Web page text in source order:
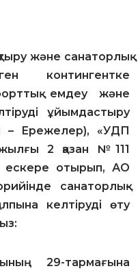
және санаторлық
контингентке
емдеу және
ұйымдастыру
– Ережелер), «УДП
2 қазан №111
ескере отырып, АО
санаторлық-
келтіруді өту
29-тармағына